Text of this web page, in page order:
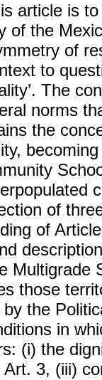
article is
of the
of
to
The
norms
the
of
of
Multigrade
those
the
in
(i) the
3, (iii)